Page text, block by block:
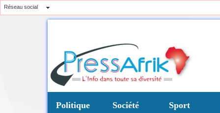
Réseau social
Politique Société Sport